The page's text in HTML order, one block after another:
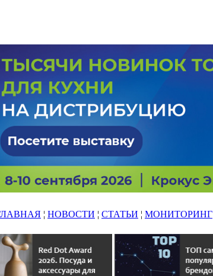
¦ НОВОСТИ ¦ СТАТЬИ ¦ МОНИТОРИНГ